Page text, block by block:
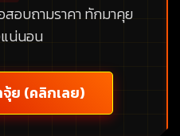
สอบถามราคา ทักมาคุย
แน่นอน
ย (คลิกเลย)